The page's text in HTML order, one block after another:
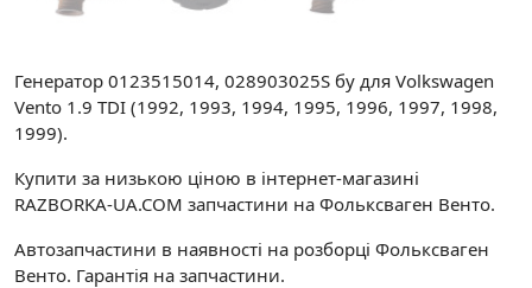
Генератор 0123515014, 028903025S бу для Volkswagen
Vento 1.9 TDI (1992, 1993, 1994, 1995, 1996, 1997, 1998,
1999).
Купити за низькою ціною в інтернет-магазині
RAZBORKA-UA.COM запчастини на Фольксваген Венто.
Автозапчастини в наявності на розборці Фольксваген
Венто. Гарантія на запчастини.